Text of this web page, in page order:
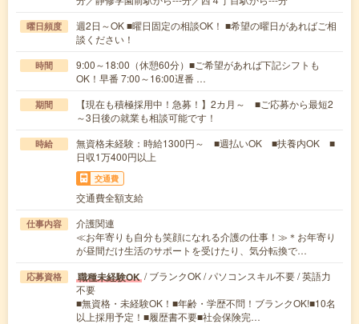
曜日頻度
週2日～OK ■曜日固定の相談OK！ ■希望の曜日があればご相
談ください！
時間
9:00～18:00（休憩60分）■ご希望があれば下記シフトも
OK！早番 7:00～16:00遅番 …
期間
【現在も積極採用中！急募！】2カ月～ ■ご応募から最短2
～3日後の就業も相談可能です！
時給
無資格未経験：時給1300円～ ■週払いOK ■扶養内OK ■
日収1万400円以上
交通費
交通費全額支給
仕事内容
介護関連
≪お年寄りも自分も笑顔になれる介護の仕事！≫＊お年寄り
が昼間だけ生活のサポートを受けたり、気分転換で…
応募資格 職種未経験OK / ブランクOK / パソコンスキル不要 / 英語力
不要
■無資格・未経験OK！■年齢・学歴不問！ブランクOK!■10名
以上採用予定！■履歴書不要■社会保険完…